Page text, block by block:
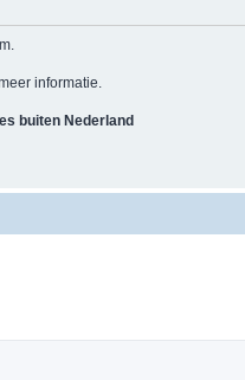
informatie.
buiten Nederland